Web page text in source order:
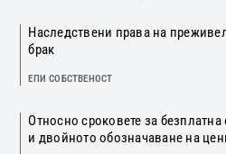
Наследствени права на
брак
ЕПИ СОБСТВЕНОСТ
Относно сроковете за
и двойното обозначаване на